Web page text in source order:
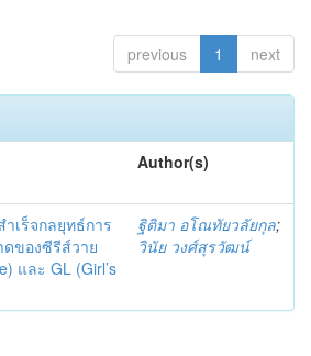
previous 1 next
Author(s)
เร็จกลยุทธ์การ
ของซีรีส์วาย
และ GL (Girl’s
ฐิติมา อโณทัยวลัยกุล;
วินัย วงศ์สุรวัฒน์